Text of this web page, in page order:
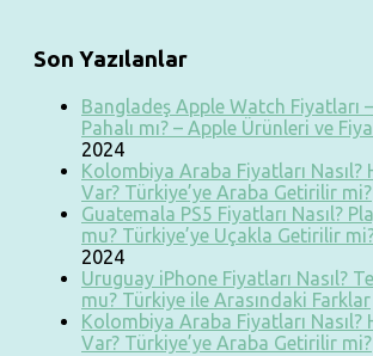
Son Yazılanlar
Bangladeş Apple Watch Fiyatları
Pahalı mı? – Apple Ürünleri ve
2024
Kolombiya Araba Fiyatları
Var? Türkiye’ye Araba Getirilir mi?
Guatemala PS5 Fiyatları Nasıl?
mu? Türkiye’ye Uçakla Getirilir
2024
Uruguay iPhone Fiyatları Nasıl?
mu? Türkiye ile Arasındaki Farklar
Kolombiya Araba Fiyatları
Var? Türkiye’ye Araba Getirilir mi?